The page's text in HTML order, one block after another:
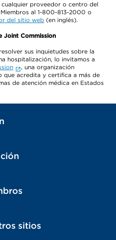
proveedor o centro del
al 1-800-813-2000 o
del sitio web (en inglés).
Joint Commission
sus inquietudes sobre la
hospitalización, lo invitamos a
, una organización
que acredita y certifica a más de
de atención médica en Estados
sitios